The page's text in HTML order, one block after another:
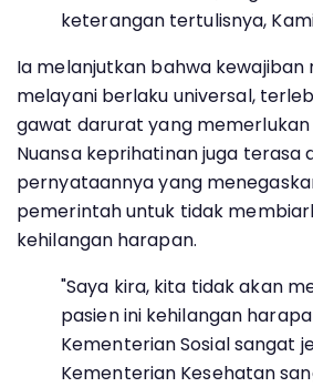
keterangan tertulisnya,
Ia melanjutkan bahwa kewajiban
melayani berlaku universal,
gawat darurat yang
Nuansa keprihatinan juga terasa
pernyataannya yang
pemerintah untuk tidak
kehilangan harapan.
"Saya kira, kita tidak akan
pasien ini kehilangan
Kementerian Sosial sangat
Kementerian Kesehatan